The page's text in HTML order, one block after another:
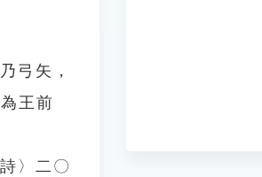
弓矢，
王前
〉二〇